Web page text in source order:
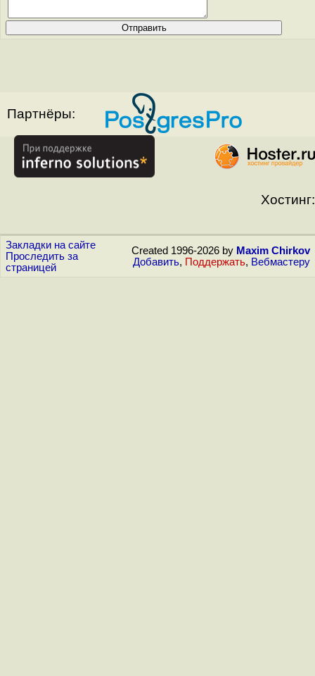
Партнёры:
Хостинг:
Закладки на сайте
Проследить за
страницей
Created 1996-2026 by Maxim Chirkov
Добавить, Поддержать, Вебмастеру